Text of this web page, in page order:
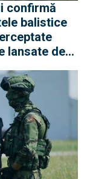
confirmă
balistice
lansate de